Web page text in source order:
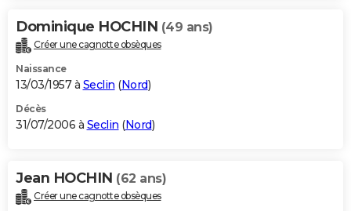
Dominique HOCHIN (49 ans)
Créer une cagnotte obsèques
Naissance
13/03/1957 à Seclin (Nord)
Décès
31/07/2006 à Seclin (Nord)
Jean HOCHIN (62 ans)
Créer une cagnotte obsèques